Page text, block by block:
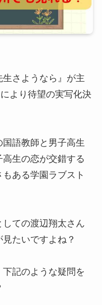
さようなら』が主
より待望の実写化決
国語教師と男子高生
生の恋が交錯する
ある学園ラブスト
ての渡辺翔太さん
たいですよね？
記のような疑問を